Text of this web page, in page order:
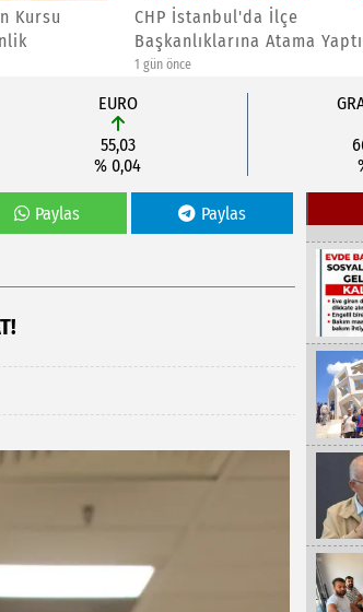
Asiad Genel Başkanı Yücel
Yalçınkaya'ya Yeni Görev
4 gün önce
EURO
55,03
% 0,04
Paylas Paylas